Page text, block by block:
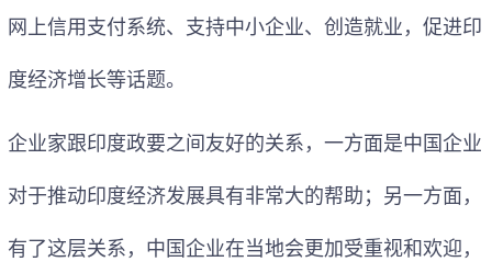
网上信用支付系统、支持中小企业、创造就业，促进印
度经济增长等话题。
企业家跟印度政要之间友好的关系，一方面是中国企业
对于推动印度经济发展具有非常大的帮助；另一方面，
有了这层关系，中国企业在当地会更加受重视和欢迎，